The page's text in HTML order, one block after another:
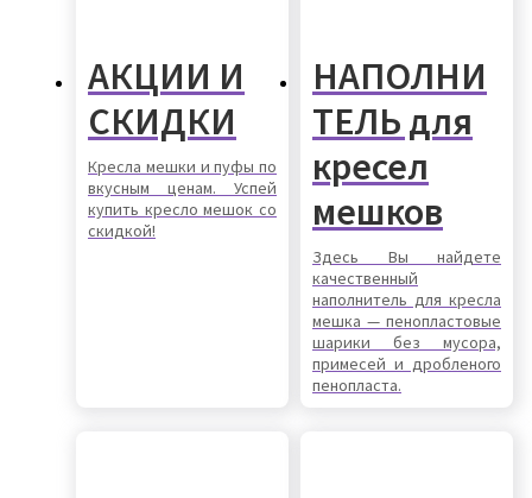
АКЦИИ И
СКИДКИ
Кресла мешки и пуфы по
вкусным ценам. Успей
купить кресло мешок со
скидкой!
НАПОЛНИ
ТЕЛЬ для
кресел
мешков
Здесь Вы найдете
качественный
наполнитель для кресла
мешка — пенопластовые
шарики без мусора,
примесей и дробленого
пенопласта.